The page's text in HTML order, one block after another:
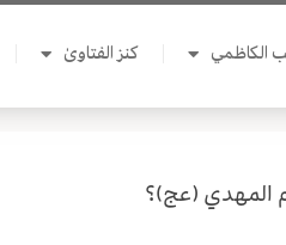
الكاظمي كنز الفتاوىٰ
المهدي (عج)؟